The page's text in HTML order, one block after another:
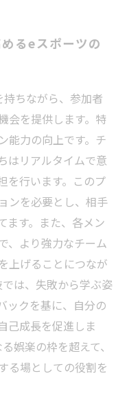
るeスポーツの
ちながら、参加者
会を提供します。特
能力の向上です。チ
はリアルタイムで意
を行います。このプ
ンを必要とし、相手
ます。また、各メン
、より強力なチーム
上げることにつなが
は、失敗から学ぶ姿
ックを基に、自分の
己成長を促進しま
娯楽の枠を超えて、
る場としての役割を